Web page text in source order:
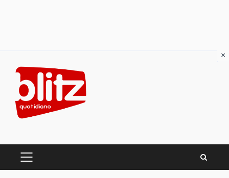
content
PRIMARY
×